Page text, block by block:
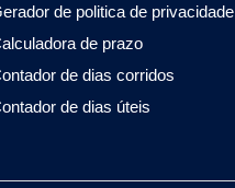
de politica de privacidade
de prazo
de dias corridos
de dias úteis